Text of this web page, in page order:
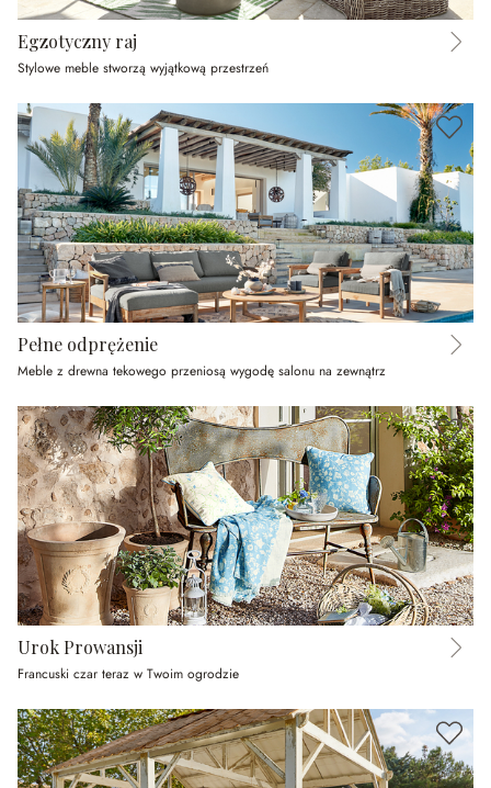
Egzotyczny raj
Stylowe meble stworzą wyjątkową przestrzeń
Pełne odprężenie
Meble z drewna tekowego przeniosą wygodę salonu na zewnątrz
Urok Prowansji
Francuski czar teraz w Twoim ogrodzie